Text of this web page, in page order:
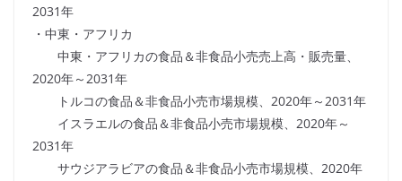
2031年
・中東・アフリカ
中東・アフリカの食品＆非食品小売売上高・販売量、
2020年～2031年
トルコの食品＆非食品小売市場規模、2020年～2031年
イスラエルの食品＆非食品小売市場規模、2020年～
2031年
サウジアラビアの食品＆非食品小売市場規模、2020年